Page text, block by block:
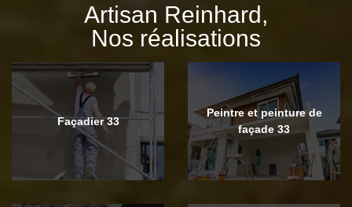
Artisan Reinhard,
Nos réalisations
Façadier 33
Peintre et peinture de
façade 33